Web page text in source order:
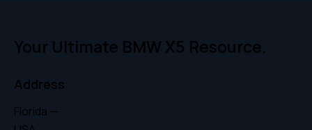
Your Ultimate BMW X5 Resource.
Address
Florida —